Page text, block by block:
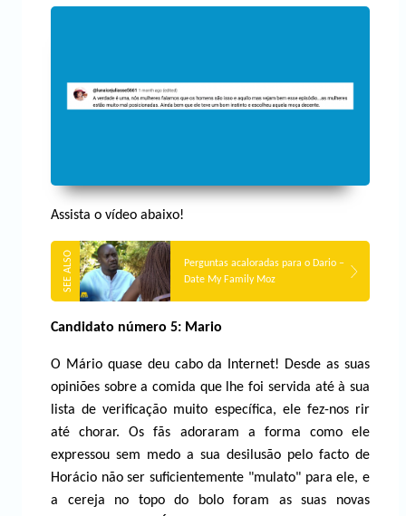
Assista o vídeo abaixo!
Perguntas acaloradas para o Dario –
Date My Family Moz
Candidato número 5: Mario
O Mário quase deu cabo da Internet! Desde as suas
opiniões sobre a comida que lhe foi servida até à sua
lista de verificação muito específica, ele fez-nos rir
até chorar. Os fãs adoraram a forma como ele
expressou sem medo a sua desilusão pelo facto de
Horácio não ser suficientemente "mulato" para ele, e
a cereja no topo do bolo foram as suas novas